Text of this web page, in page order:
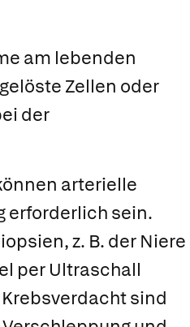
am lebenden
Zellen oder
der
arterielle
erforderlich sein.
z. B. der Niere
per Ultraschall
sind